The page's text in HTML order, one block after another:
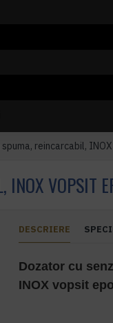
reincarcabil,
INOX
DESCRIERE
Dozator cu
INOX vopsit